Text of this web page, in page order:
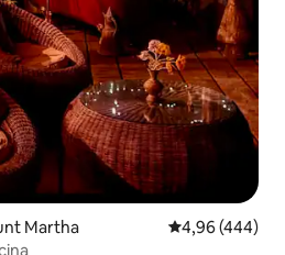
Martha 4,96 de uma
4,96 (444)